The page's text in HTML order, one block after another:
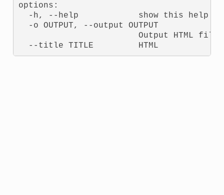
options:
-h, --help            show this help
  -o OUTPUT, --output OUTPUT
Output HTML file
  --title TITLE         HTML